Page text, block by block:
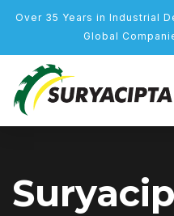
Over 35 Years in Industrial
Global